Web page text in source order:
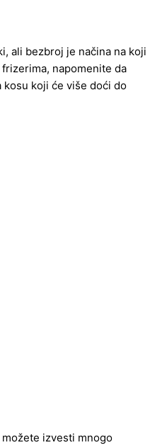
ali bezbroj je načina na koji
napomenite da
koji će više doći do
izvesti mnogo